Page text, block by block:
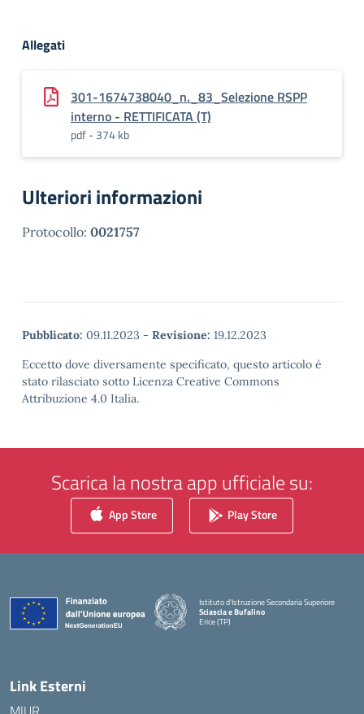
Allegati
301-1674738040_n._83_Selezione RSPP
interno - RETTIFICATA (T)
pdf - 374 kb
Ulteriori informazioni
Protocollo: 0021757
Pubblicato: 09.11.2023 - Revisione: 19.12.2023
Eccetto dove diversamente specificato, questo articolo è
stato rilasciato sotto Licenza Creative Commons
Attribuzione 4.0 Italia.
Scarica la nostra app ufficiale su:
App Store Play Store
Istituto d'Istruzione Secondaria Superiore
Sciascia e Bufalino
Erice (TP)
Link Esterni